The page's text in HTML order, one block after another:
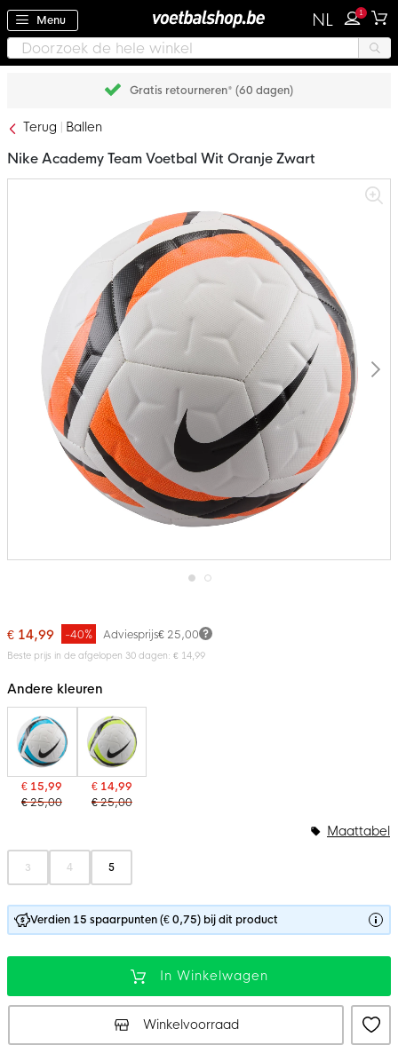
Menu NL 1
Gratis retourneren* (60 dagen)
Terug Ballen
begin
van
gallerij
Nike Academy Team Voetbal Wit Oranje Zwart
€ 14,99 Adviesprijs€ 25,00
-40%
Beste prijs in de afgelopen 30 dagen: € 14,99
Andere kleuren
€ 15,99
€ 25,00
€ 14,99
€ 25,00
3 4 5
Maattabel
Verdien 15 spaarpunten (€ 0,75) bij dit product
In Winkelwagen
Winkelvoorraad